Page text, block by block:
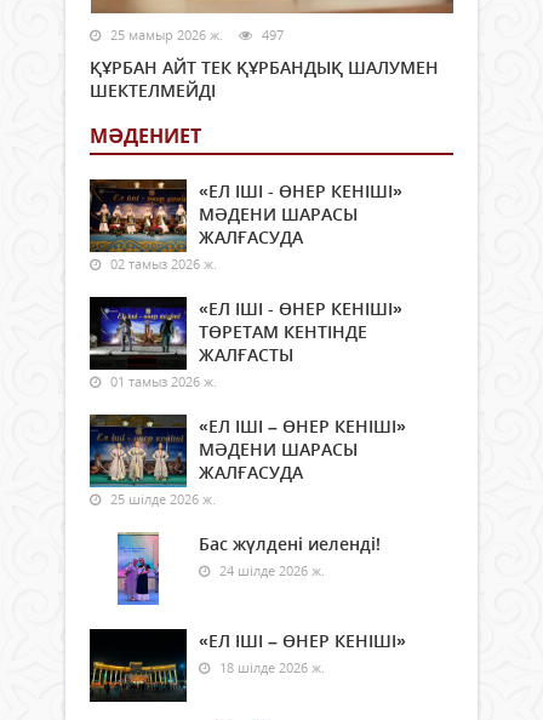
25 мамыр 2026 ж. 497
ҚҰРБАН АЙТ ТЕК ҚҰРБАНДЫҚ ШАЛУМЕН
ШЕКТЕЛМЕЙДІ
МӘДЕНИЕТ
«ЕЛ ІШІ - ӨНЕР КЕНІШІ»
МӘДЕНИ ШАРАСЫ
ЖАЛҒАСУДА
02 тамыз 2026 ж.
«ЕЛ ІШІ - ӨНЕР КЕНІШІ»
ТӨРЕТАМ КЕНТІНДЕ
ЖАЛҒАСТЫ
01 тамыз 2026 ж.
«ЕЛ ІШІ – ӨНЕР КЕНІШІ»
МӘДЕНИ ШАРАСЫ
ЖАЛҒАСУДА
25 шілде 2026 ж.
Бас жүлдені иеленді!
24 шілде 2026 ж.
«ЕЛ ІШІ – ӨНЕР КЕНІШІ»
18 шілде 2026 ж.